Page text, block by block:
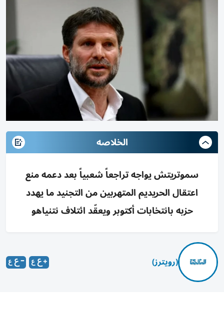
الخلاصه
سموتريتش يواجه تراجعاً شعبياً بعد دعمه منع
اعتقال الحريديم المتهربين من التجنيد ما يهدد
حزبه بانتخابات أكتوبر ويعقّد ائتلاف نتنياهو
(رويترز)